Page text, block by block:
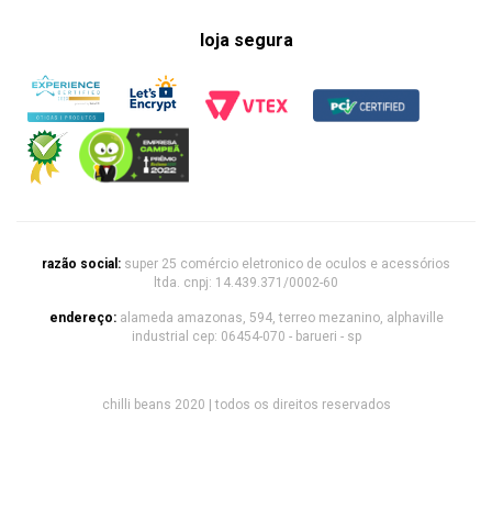
loja segura
razão social: super 25 comércio eletronico de oculos e acessórios
ltda. cnpj: 14.439.371/0002-60
endereço: alameda amazonas, 594, terreo mezanino, alphaville
industrial cep: 06454-070 - barueri - sp
chilli beans 2020 | todos os direitos reservados